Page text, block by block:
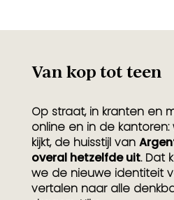
Van kop tot teen
Op straat, in kranten en
online en in de kantoren:
kijkt, de huisstijl van
overal hetzelfde uit. Dat
we de nieuwe identiteit
vertalen naar alle